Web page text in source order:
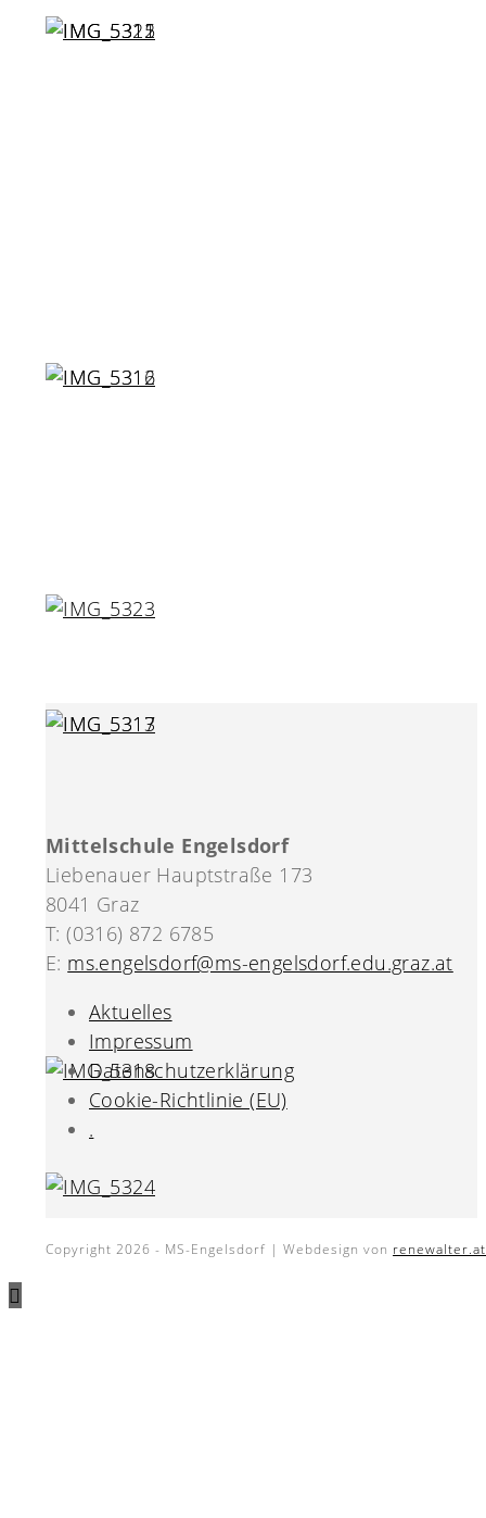
Mittelschule Engelsdorf
Liebenauer Hauptstraße 173
8041 Graz
T: (0316) 872 6785
E: ms.engelsdorf@ms-engelsdorf.edu.graz.at
Aktuelles
Impressum
Datenschutzerklärung
Cookie-Richtlinie (EU)
.
Copyright 2026 - MS-Engelsdorf | Webdesign von renewalter.at